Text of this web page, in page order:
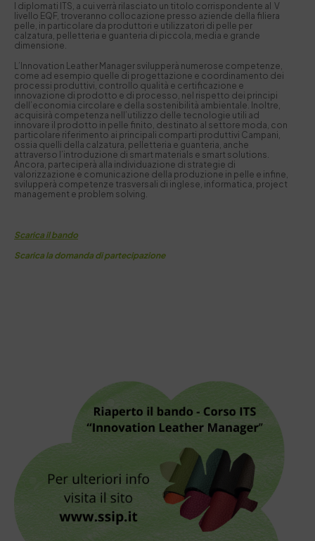
I diplomati ITS, a cui verrà rilasciato un titolo corrispondente al V
livello EQF, troveranno collocazione presso aziende della filiera
pelle, in particolare da produttori e utilizzatori di pelle per
calzatura, pelletteria e guanteria di piccola, media e grande
dimensione.
L’Innovation Leather Manager svilupperà numerose competenze,
come ad esempio quelle di progettazione e coordinamento dei
processi produttivi, controllo qualità e certificazione e
innovazione di prodotto e di processo, nel rispetto dei principi
dell’economia circolare e della sostenibilità ambientale. Inoltre,
acquisirà competenza nell’utilizzo delle tecnologie utili ad
innovare il prodotto in pelle finito, destinato al settore moda, con
particolare riferimento ai principali comparti produttivi Campani,
ossia quelli della calzatura, pelletteria e guanteria, anche
attraverso l’introduzione di smart materials e smart solutions.
Ancora, parteciperà alla individuazione di strategie di
valorizzazione e comunicazione della produzione in pelle e infine,
svilupperà competenze trasversali di inglese, informatica, project
management e problem solving.
Scarica il bando
Scarica la domanda di partecipazione